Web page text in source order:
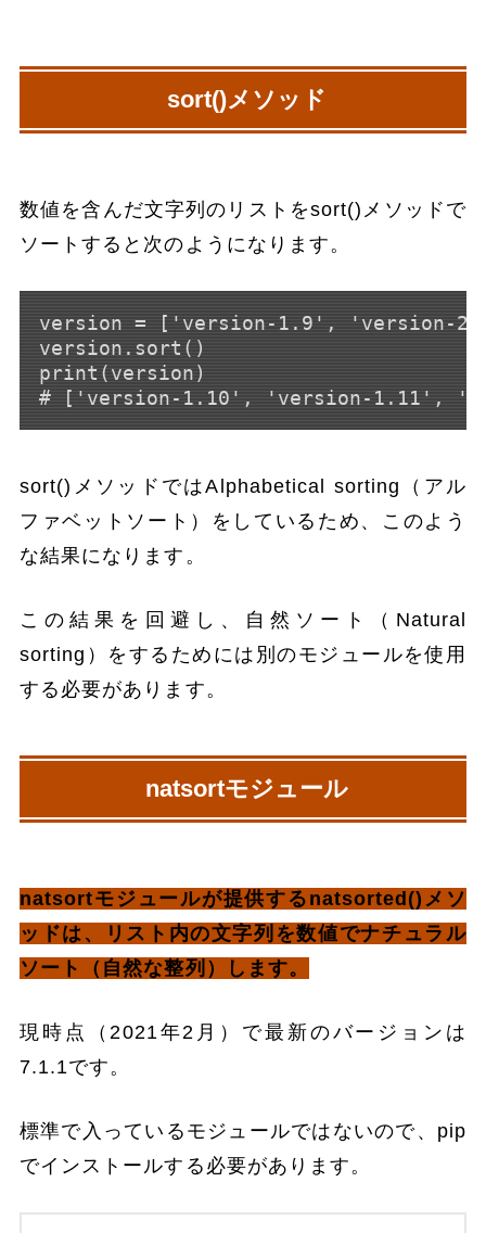
sort()メソッド
数値を含んだ文字列のリストをsort()メソッドで
ソートすると次のようになります。
version = ['version-1.9', 'version-
version.sort()
print(version)
sort()メソッドではAlphabetical sorting（アル
ファベットソート）をしているため、このよう
な結果になります。
この結果を回避し、自然ソート（Natural
sorting）をするためには別のモジュールを使用
する必要があります。
natsortモジュール
natsortモジュールが提供するnatsorted()メソ
ッドは、リスト内の文字列を数値でナチュラル
ソート（自然な整列）します。
現時点（2021年2月）で最新のバージョンは
7.1.1です。
標準で入っているモジュールではないので、pip
でインストールする必要があります。